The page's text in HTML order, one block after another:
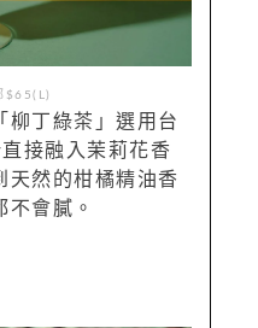
$65(L)
柳丁綠茶」選用台
接融入茉莉花香
天然的柑橘精油香
會膩。